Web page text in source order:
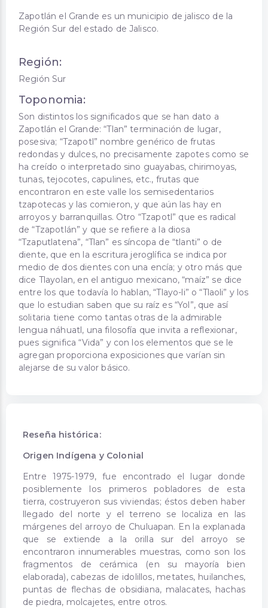
Zapotlán el Grande es un municipio de jalisco de la
Región Sur del estado de Jalisco.
Región:
Región Sur
Toponomia:
Son distintos los significados que se han dato a
Zapotlán el Grande: “Tlan” terminación de lugar,
posesiva; “Tzapotl” nombre genérico de frutas
redondas y dulces, no precisamente zapotes como se
ha creído o interpretado sino guayabas, chirimoyas,
tunas, tejocotes, capulines, etc., frutas que
encontraron en este valle los semisedentarios
tzapotecas y las comieron, y que aún las hay en
arroyos y barranquillas. Otro “Tzapotl” que es radical
de “Tzapotlán” y que se refiere a la diosa
“Tzaputlatena”, “Tlan” es síncopa de “tlanti” o de
diente, que en la escritura jeroglífica se indica por
medio de dos dientes con una encía; y otro más que
dice Tlayolan, en el antiguo mexicano, “maíz” se dice
entre los que todavía lo hablan, “Tlayo-li” o “Tlaoli” y los
que lo estudian saben que su raíz es “Yol”, que así
solitaria tiene como tantas otras de la admirable
lengua náhuatl, una filosofía que invita a reflexionar,
pues significa “Vida” y con los elementos que se le
agregan proporciona exposiciones que varían sin
alejarse de su valor básico.
Reseña histórica:
Origen Indígena y Colonial
Entre 1975-1979, fue encontrado el lugar donde
posiblemente los primeros pobladores de esta
tierra, costruyeron sus viviendas; éstos deben haber
llegado del norte y el terreno se localiza en las
márgenes del arroyo de Chuluapan. En la explanada
que se extiende a la orilla sur del arroyo se
encontraron innumerables muestras, como son los
fragmentos de cerámica (en su mayoría bien
elaborada), cabezas de idolillos, metates, huilanches,
puntas de flechas de obsidiana, malacates, hachas
de piedra, molcajetes, entre otros.